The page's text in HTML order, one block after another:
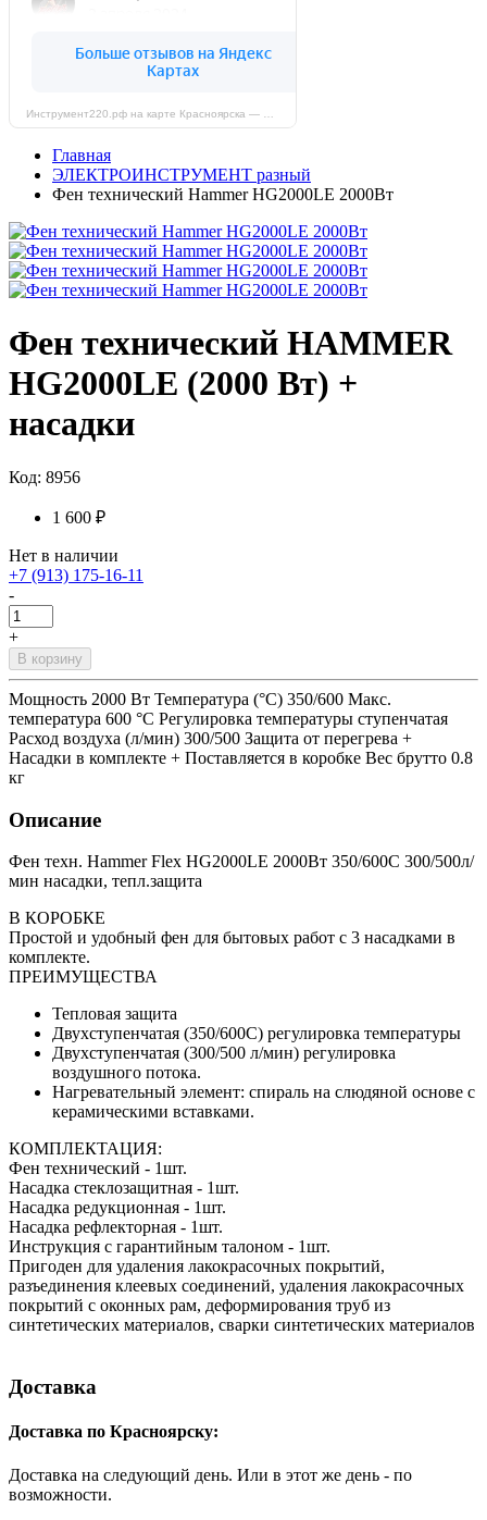
Главная
ЭЛЕКТРОИНСТРУМЕНТ разный
Фен технический Hammer HG2000LE 2000Вт
Фен технический HAMMER
HG2000LE (2000 Вт) +
насадки
Код: 8956
1 600 ₽
Нет в наличии
+7 (913) 175-16-11
-
+
В корзину
Мощность 2000 Вт Температура (°C) 350/600 Макс.
температура 600 °C Регулировка температуры ступенчатая
Расход воздуха (л/мин) 300/500 Защита от перегрева +
Насадки в комплекте + Поставляется в коробке Вес брутто 0.8
кг
Описание
Фен техн. Hammer Flex HG2000LE 2000Вт 350/600С 300/500л/
мин насадки, тепл.защита
В КОРОБКЕ
Простой и удобный фен для бытовых работ с 3 насадками в
комплекте.
ПРЕИМУЩЕСТВА
Тепловая защита
Двухступенчатая (350/600С) pегулировка температуры
Двухступенчатая (300/500 л/мин) регулировка
воздушного потока.
Нагревательный элемент: спираль на слюдяной основе с
керамическими вставками.
КОМПЛЕКТАЦИЯ:
Фен технический - 1шт.
Насадка стеклозащитная - 1шт.
Насадка редукционная - 1шт.
Насадка рефлекторная - 1шт.
Инструкция с гарантийным талоном - 1шт.
Пригоден для удаления лакокрасочных покрытий,
разъединения клеевых соединений, удаления лакокрасочных
покрытий с оконных рам, деформирования труб из
синтетических материалов, сварки синтетических материалов
Доставка
Доставка по Красноярску:
Доставка на следующий день. Или в этот же день - по
возможности.